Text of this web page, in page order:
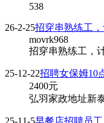
538
26-2-25招穿串熟练工
movrk968
招穿串熟练工，
25-12-22招聘女保姆10
2400元
弘羽家政地址新
25-11-5早餐店招聘员工